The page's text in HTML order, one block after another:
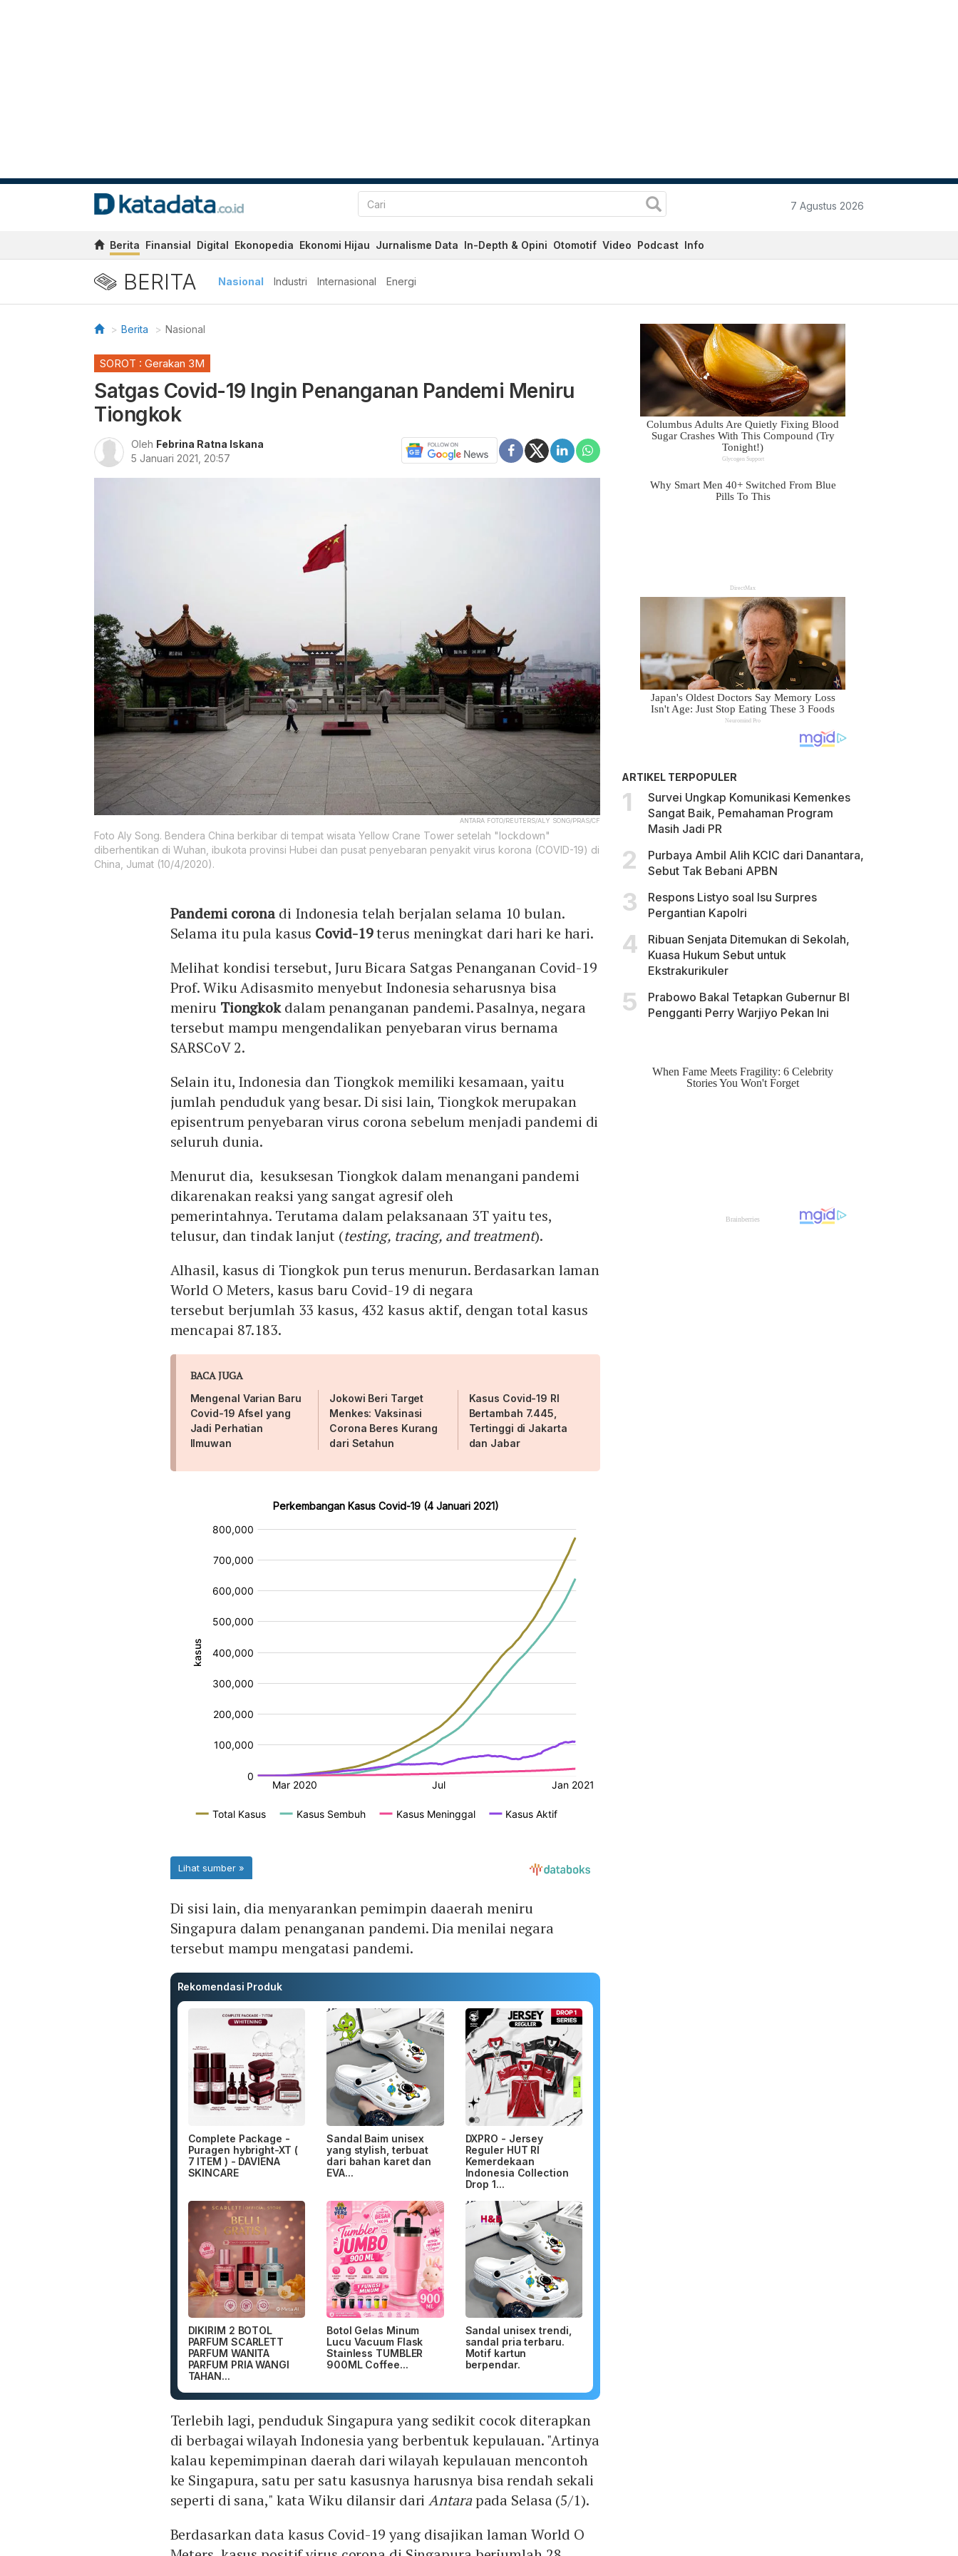
7 Agustus 2026
Berita Finansial Digital Ekonopedia Ekonomi Hijau Jurnalisme Data In-Depth & Opini Otomotif Video Podcast Info
BERITA Nasional Industri Internasional Energi
Berita Nasional
SOROT : Gerakan 3M
Satgas Covid-19 Ingin Penanganan Pandemi Meniru
Tiongkok
Oleh Febrina Ratna Iskana
5 Januari 2021, 20:57
ANTARA FOTO/REUTERS/ALY SONG/PRAS/CF
Foto Aly Song. Bendera China berkibar di tempat wisata Yellow Crane Tower setelah "lockdown"
diberhentikan di Wuhan, ibukota provinsi Hubei dan pusat penyebaran penyakit virus korona (COVID-19) di
China, Jumat (10/4/2020).
Pandemi corona di Indonesia telah berjalan selama 10 bulan.
Selama itu pula kasus Covid-19terus meningkat dari hari ke hari.
Melihat kondisi tersebut, Juru Bicara Satgas Penanganan Covid-19
Prof. Wiku Adisasmito menyebut Indonesia seharusnya bisa
meniru Tiongkokdalam penanganan pandemi. Pasalnya, negara
tersebut mampu mengendalikan penyebaran virus bernama
SARSCoV 2.
Selain itu, Indonesia dan Tiongkok memiliki kesamaan, yaitu
jumlah penduduk yang besar. Di sisi lain, Tiongkok merupakan
episentrum penyebaran virus corona sebelum menjadi pandemi di
seluruh dunia.
Menurut dia, kesuksesan Tiongkok dalam menangani pandemi
dikarenakan reaksi yang sangat agresif oleh
pemerintahnya. Terutama dalam pelaksanaan 3T yaitu tes,
telusur, dan tindak lanjut (testing, tracing, and treatment).
Alhasil, kasus di Tiongkok pun terus menurun. Berdasarkan laman
World O Meters, kasus baru Covid-19 di negara
tersebut berjumlah 33 kasus, 432 kasus aktif, dengan total kasus
mencapai 87.183.
BACA JUGA
Mengenal Varian Baru
Covid-19 Afsel yang
Jadi Perhatian
Ilmuwan
Jokowi Beri Target
Menkes: Vaksinasi
Corona Beres Kurang
dari Setahun
Kasus Covid-19 RI
Bertambah 7.445,
Tertinggi di Jakarta
dan Jabar
Di sisi lain, dia menyarankan pemimpin daaerah meniru
Singapura dalam penanganan pandemi. Dia menilai negara
tersebut mampu mengatasi pandemi.
Rekomendasi Produk
Complete Package -
Puragen hybright-XT (
7 ITEM ) - DAVIENA
SKINCARE
Sandal Baim unisex
yang stylish, terbuat
dari bahan karet dan
EVA...
DXPRO - Jersey
Reguler HUT RI
Kemerdekaan
Indonesia Collection
Drop 1...
DIKIRIM 2 BOTOL
PARFUM SCARLETT
PARFUM WANITA
PARFUM PRIA WANGI
TAHAN...
Botol Gelas Minum
Lucu Vacuum Flask
Stainless TUMBLER
900ML Coffee...
Sandal unisex trendi,
sandal pria terbaru.
Motif kartun
berpendar.
Terlebih lagi, penduduk Singapura yang sedikit cocok diterapkan
di berbagai wilayah Indonesia yang berbentuk kepulauan. "Artinya
kalau kepemimpinan daerah dari wilayah kepulauan mencontoh
ke Singapura, satu per satu kasusnya harusnya bisa rendah sekali
seperti di sana," kata Wiku dilansir dariAntarapada Selasa (5/1).
Berdasarkan data kasus Covid-19 yang disajikan laman World O
ARTIKEL TERPOPULER
Survei Ungkap Komunikasi Kemenkes
Sangat Baik, Pemahaman Program
Masih Jadi PR
Purbaya Ambil Alih KCIC dari Danantara,
Sebut Tak Bebani APBN
Respons Listyo soal Isu Surpres
Pergantian Kapolri
Ribuan Senjata Ditemukan di Sekolah,
Kuasa Hukum Sebut untuk
Ekstrakurikuler
Prabowo Bakal Tetapkan Gubernur BI
Pengganti Perry Warjiyo Pekan Ini